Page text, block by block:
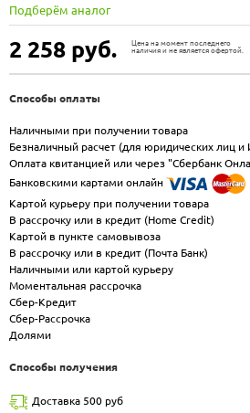
2 258 руб.
Цена на момент последнего
наличия и не является офертой.
Подберём аналог
Способы оплаты
Наличными при получении товара
Безналичный расчет (для юридических лиц и
Оплата квитанцией или через "Сбербанк
Банковскими картами онлайн
Картой курьеру при получении товара
В рассрочку или в кредит (Home Credit)
Картой в пункте самовывоза
В рассрочку или в кредит (Почта Банк)
Наличными или картой курьеру
Моментальная рассрочка
Сбер-Кредит
Сбер-Рассрочка
Долями
Способы получения
Доставка 500 руб